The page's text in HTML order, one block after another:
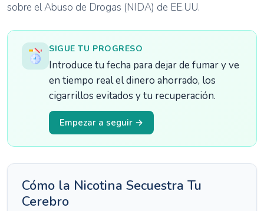
sobre el Abuso de Drogas (NIDA) de EE.UU.
SIGUE TU PROGRESO
Introduce tu fecha para dejar de fumar y ve
en tiempo real el dinero ahorrado, los
cigarrillos evitados y tu recuperación.
Empezar a seguir →
Cómo la Nicotina Secuestra Tu
Cerebro